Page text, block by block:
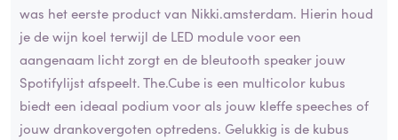
was het eerste product van Nikki.amsterdam. Hierin houd
je de wijn koel terwijl de LED module voor een
aangenaam licht zorgt en de bleutooth speaker jouw
Spotifylijst afspeelt. The.Cube is een multicolor kubus
biedt een ideaal podium voor als jouw kleffe speeches of
jouw drankovergoten optredens. Gelukkig is de kubus